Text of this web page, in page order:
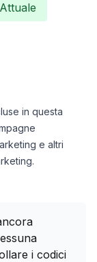
Attuale
in questa
e altri
i codici